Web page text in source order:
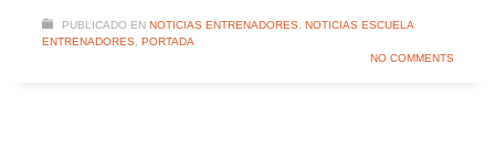
PUBLICADO EN NOTICIAS ENTRENADORES, NOTICIAS ESCUELA
ENTRENADORES, PORTADA
NO COMMENTS